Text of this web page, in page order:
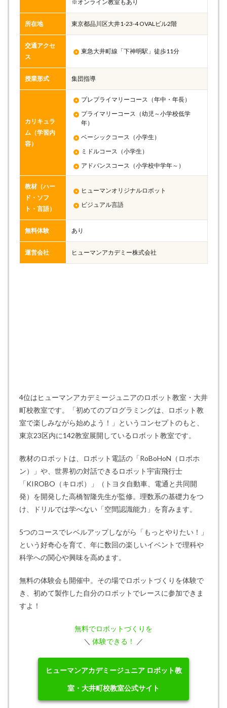
※オンライン教室もあり
所在地 東京都品川区大井1-23-4 OVALビル2階
交通アクセ
ス
東急大井町線「下神明駅」徒歩11分
授業形式 集団指導
カリキュラ
ム（学習内
容）
プレプライマリーコース（年中・年長）
プライマリーコース（幼児～小学校低学
年）
ベーシックコース（小学生）
ミドルコース（小学生）
アドバンスコース（小学校中学年～）
教材（ハー
ド・ソフ
ト・言語）
ヒューマンオリジナルロボット
ビジュアル言語
無料体験 あり
運営会社 ヒューマンアカデミー株式会社
4位はヒューマンアカデミージュニアのロボット教室・大井
町校教室です。「初めてのプログラミングは、ロボット教
室で楽しみながら始めよう！」というコンセプトのもと、
東京23区内に142教室展開しているロボット教室です。
教材のロボットは、ロボット電話の「RoBoHoN（ロボホ
ン）」や、世界初の対話できるロボット宇宙飛行士
「KIROBO（キロボ）」（トヨタ自動車、電通と共同開
発）を開発した高橋智隆先生が監修。理数系の基礎力をつ
け、ドリルでは学べない「空間認識能力」を育みます。
5つのコースでレベルアップしながら「もっとやりたい！」
という好奇心を育て、年に数回の楽しいイベントで理科や
科学への関心や興味を高めます。
無料の体験会も開催中。その場でロボットづくりを体験で
き、初めて製作した自分のロボットでレースに参加できま
すよ！
無料でロボットづくりを
＼ 体験できる！ ／
ヒューマンアカデミージュニア ロボット教
室・大井町校教室公式サイト